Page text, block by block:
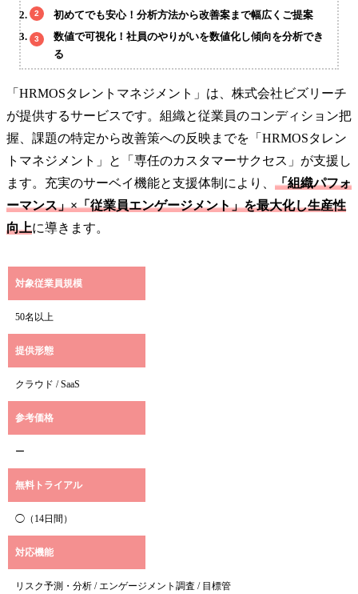
初めてでも安心！分析方法から改善案まで幅広くご提案
数値で可視化！社員のやりがいを数値化し傾向を分析でき
る
「HRMOSタレントマネジメント」は、株式会社ビズリーチ
が提供するサービスです。組織と従業員のコンディション把
握、課題の特定から改善策への反映までを「HRMOSタレン
トマネジメント」と「専任のカスタマーサクセス」が支援し
ます。充実のサーベイ機能と支援体制により、 「組織パフォ
ーマンス」×「従業員エンゲージメント」を最大化し生産性
向上に導きます。
対象従業員規模
50名以上
提供形態
クラウド / SaaS
参考価格
ー
無料トライアル
◯（14日間）
対応機能
リスク予測・分析 / エンゲージメント調査 / 目標管